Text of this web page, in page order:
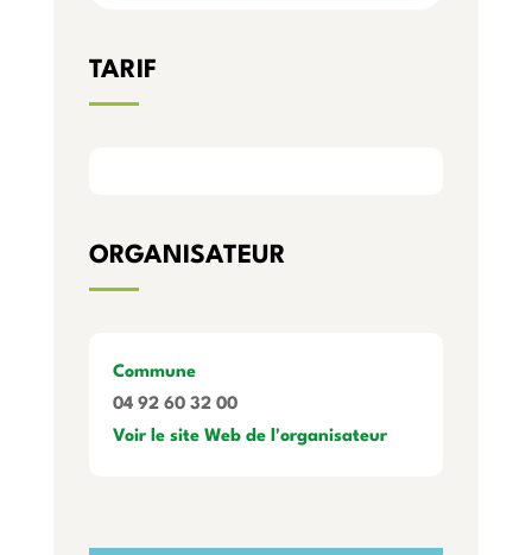
TARIF
ORGANISATEUR
Commune
04 92 60 32 00
Voir le site Web de l'organisateur